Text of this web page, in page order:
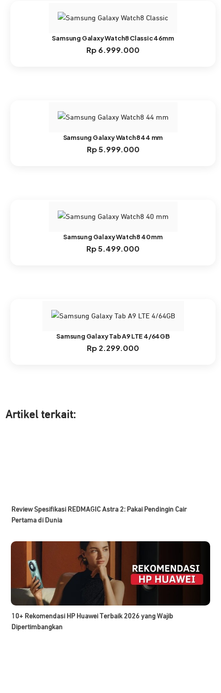
Samsung Galaxy Watch8 Classic 46mm
Rp 6.999.000
Samsung Galaxy Watch8 44 mm
Rp 5.999.000
Samsung Galaxy Watch8 40 mm
Rp 5.499.000
Samsung Galaxy Tab A9 LTE 4/64GB
Rp 2.299.000
Artikel terkait:
Review Spesifikasi REDMAGIC Astra 2: Pakai Pendingin Cair
Pertama di Dunia
10+ Rekomendasi HP Huawei Terbaik 2026 yang Wajib
Dipertimbangkan